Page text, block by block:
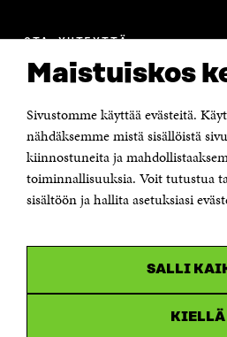
Maistuiskos
Sivustomme käyttää evästeitä.
nähdäksemme mistä sisällöistä
kiinnostuneita ja
toiminnallisuuksia. Voit tutustua
sisältöön ja hallita asetuksiasi
SALLI
KIELLÄ
OTA YHTEYTTÄ
Itämerenkatu 11-13, PL 160,
00181 Helsinki
Puhelin +358 294 618 991
Sähköpostiosoite
Saapumisohjeet
Y-tunnus 0202132-3
uudessa